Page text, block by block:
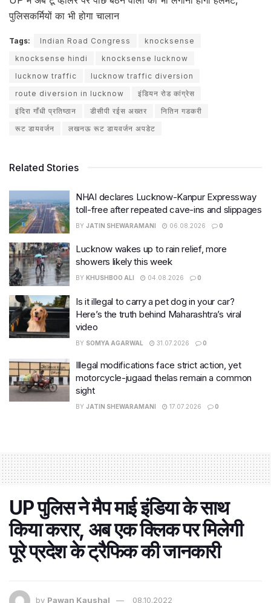
पुलिसकर्मियों का भी होगा चालान
Tags: Indian Road Congress
knocksense
knocksense hindi
knocksense lucknow
lucknow traffic
lucknow traffic diversion
route diversion in lucknow
इंडियन रोड कांग्रेस
इंदिरा गाँधी प्रतिष्ठान
डीसीपी रईस अख्तर
नितिन गडकरी
रूट डायवर्जन
लखनऊ रूट डायवर्जन अपडेट
Related Stories
NHAI declares Lucknow-Kanpur Expressway
toll-free after repeated cave-ins and slippages
BY JATIN SHEWARAMANI 06.08.2026 0
Lucknow wakes up to rain relief, more
showers likely this week
BY KHUSHBOO ALI 04.08.2026 0
Is it illegal to carry a pet dog in your car?
Here’s the truth behind Maharashtra’s viral
video
BY SOMYA AGARWAL 31.07.2026 0
Illegal modifications face strict action, yet
motorcycle-jugaad thelas remain a common
sight
BY JATIN SHEWARAMANI 17.07.2026 0
UP पुलिस ने मैप माई इंडिया के साथ
किया करार, अब एक क्लिक पर मिलेगी
पूरे प्रदेश के ट्रैफिक की जानकारी
by Pawan Kaushal 08.10.2022